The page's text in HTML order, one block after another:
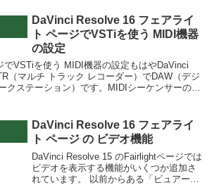
DaVinci Resolve 16 フェアライ
ト ページでVSTiを使う MIDI機器
の設定
でVSTiを使う MIDI機器の設定もはやDaVinci
（マルチ トラック レコーダー）でDAW（デジ
クステーション）です。MIDIシーケンサーの機
DaVinci Resolve 16 フェアライ
ト ページ の ビデオ機能
DaVinci Resolve 15 のFairlightページでは
ビデオを表示する機能がいくつか追加さ
れています。 以前からある「ビュアー」